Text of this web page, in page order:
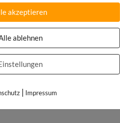
akzeptieren
ablehnen
| Impressum